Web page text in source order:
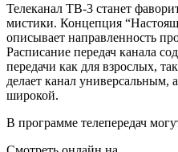
Телеканал ТВ-3 станет
мистики. Концепция
описывает направленность
Расписание передач канала
передачи как для взрослых,
делает канал универсальным,
широкой.
В программе телепередач